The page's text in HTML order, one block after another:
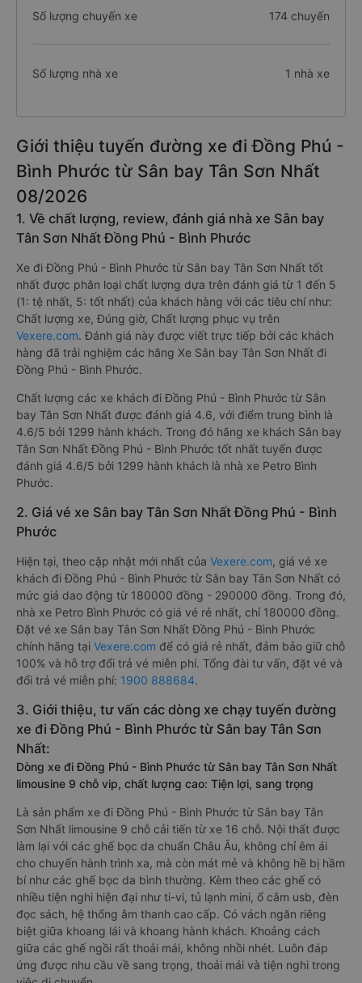
Số lượng chuyến xe 174 chuyến
Số lượng nhà xe 1 nhà xe
Giới thiệu tuyến đường xe đi Đồng Phú -
Bình Phước từ Sân bay Tân Sơn Nhất
08/2026
1. Về chất lượng, review, đánh giá nhà xe Sân bay
Tân Sơn Nhất Đồng Phú - Bình Phước
Xe đi Đồng Phú - Bình Phước từ Sân bay Tân Sơn Nhất tốt
nhất được phân loại chất lượng dựa trên đánh giá từ 1 đến 5
(1: tệ nhất, 5: tốt nhất) của khách hàng với các tiêu chí như:
Chất lượng xe, Đúng giờ, Chất lượng phục vụ trên
Vexere.com. Đánh giá này được viết trực tiếp bởi các khách
hàng đã trải nghiệm các hãng Xe Sân bay Tân Sơn Nhất đi
Đồng Phú - Bình Phước.
Chất lượng các xe khách đi Đồng Phú - Bình Phước từ Sân
bay Tân Sơn Nhất được đánh giá 4.6, với điểm trung bình là
4.6/5 bởi 1299 hành khách. Trong đó hãng xe khách Sân bay
Tân Sơn Nhất Đồng Phú - Bình Phước tốt nhất tuyến được
đánh giá 4.6/5 bởi 1299 hành khách là nhà xe Petro Bình
Phước.
2. Giá vé xe Sân bay Tân Sơn Nhất Đồng Phú - Bình
Phước
Hiện tại, theo cập nhật mới nhất của Vexere.com, giá vé xe
khách đi Đồng Phú - Bình Phước từ Sân bay Tân Sơn Nhất có
mức giá dao động từ 180000 đồng - 290000 đồng. Trong đó,
nhà xe Petro Bình Phước có giá vé rẻ nhất, chỉ 180000 đồng.
Đặt vé xe Sân bay Tân Sơn Nhất Đồng Phú - Bình Phước
chính hãng tại Vexere.com để có giá rẻ nhất, đảm bảo giữ chỗ
100% và hỗ trợ đổi trả vé miễn phí. Tổng đài tư vấn, đặt vé và
đổi trả vé miễn phí: 1900 888684.
3. Giới thiệu, tư vấn các dòng xe chạy tuyến đường
xe đi Đồng Phú - Bình Phước từ Sân bay Tân Sơn
Nhất:
Dòng xe đi Đồng Phú - Bình Phước từ Sân bay Tân Sơn Nhất
limousine 9 chỗ vip, chất lượng cao: Tiện lợi, sang trọng
Là sản phẩm xe đi Đồng Phú - Bình Phước từ Sân bay Tân
Sơn Nhất limousine 9 chỗ cải tiến từ xe 16 chỗ. Nội thất được
làm lại với các ghế bọc da chuẩn Châu Âu, không chỉ êm ái
cho chuyến hành trình xa, mà còn mát mẻ và không hề bị hầm
bí như các ghế bọc da bình thường. Kèm theo các ghế có
nhiều tiện nghi hiện đại như ti-vi, tủ lạnh mini, ổ cắm usb, đèn
đọc sách, hệ thống âm thanh cao cấp. Có vách ngăn riêng
biệt giữa khoang lái và khoang hành khách. Khoảng cách
giữa các ghế ngồi rất thoải mái, không nhồi nhét. Luôn đáp
ứng được nhu cầu về sang trọng, thoải mái và tiện nghi trong